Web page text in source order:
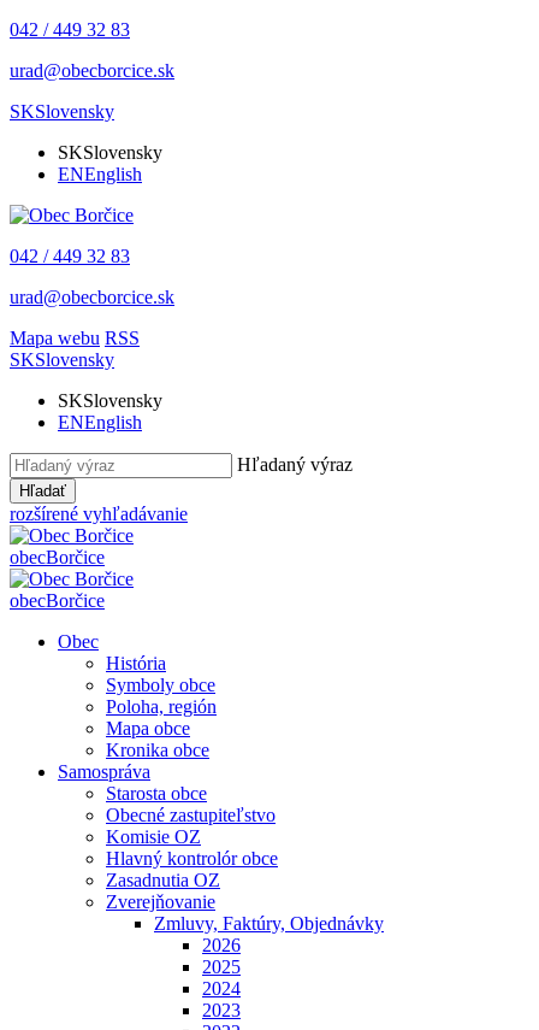
042 / 449 32 83
urad@obecborcice.sk
SKSlovensky
SKSlovensky
ENEnglish
042 / 449 32 83
urad@obecborcice.sk
Mapa webu RSS
SKSlovensky
SKSlovensky
ENEnglish
Hľadaný výraz
Hľadať
rozšírené vyhľadávanie
obecBorčice
obecBorčice
Obec
História
Symboly obce
Poloha, región
Mapa obce
Kronika obce
Samospráva
Starosta obce
Obecné zastupiteľstvo
Komisie OZ
Hlavný kontrolór obce
Zasadnutia OZ
Zverejňovanie
Zmluvy, Faktúry, Objednávky
2026
2025
2024
2023